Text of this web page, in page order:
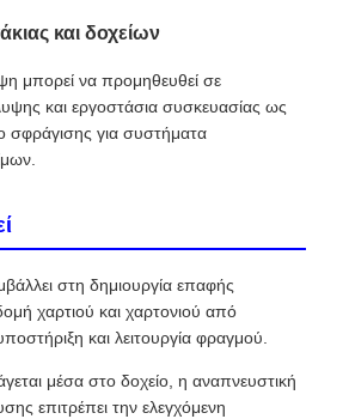
και δοχείων
μπορεί να προμηθευθεί σε
και εργοστάσια συσκευασίας ως
σφράγισης για συστήματα
στη δημιουργία επαφής
χαρτιού και χαρτονιού από
και λειτουργία φραγμού.
μέσα στο δοχείο, η αναπνευστική
επιτρέπει την ελεγχόμενη